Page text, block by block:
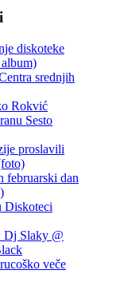
diskoteke
srednjih
Rokvić
Sesto
proslavili
februarski dan
Diskoteci
Dj Slaky @
veče